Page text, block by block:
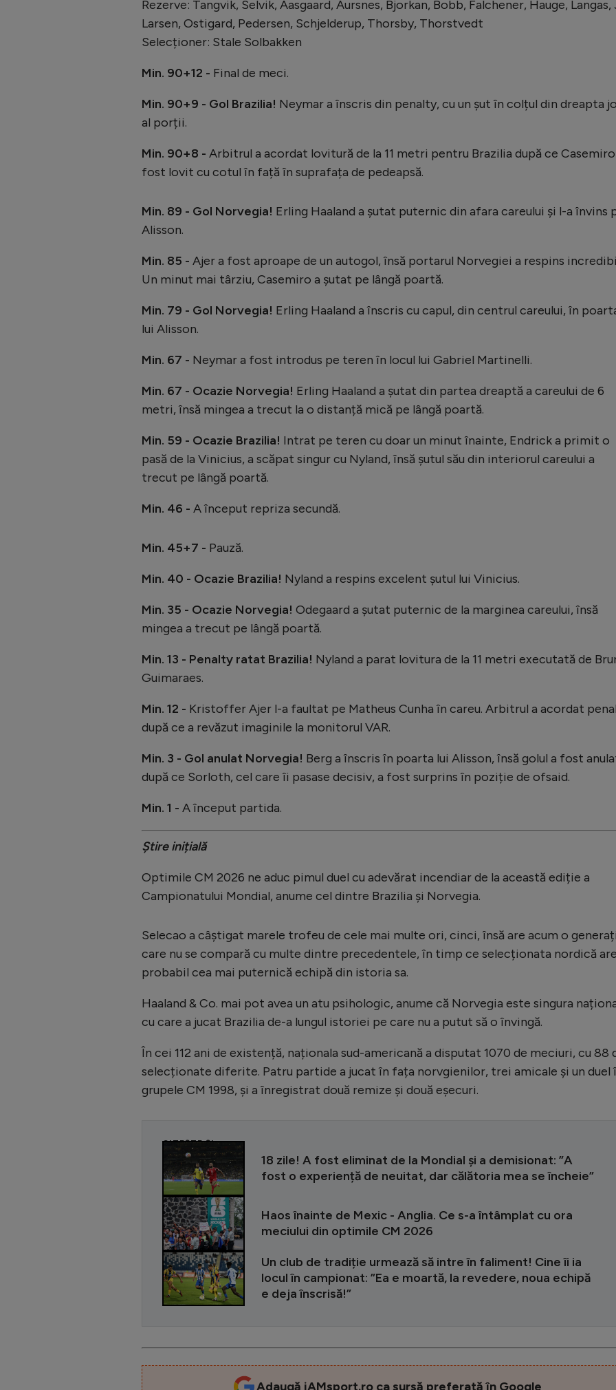
Rezerve: Tangvik, Selvik, Aasgaard, Aursnes, Bjorkan, Bobb, Falchener, Hauge, Langas,
Larsen, Ostigard, Pedersen, Schjelderup, Thorsby, Thorstvedt
Selecționer: Stale Solbakken
Min. 90+12 - Final de meci.
Min. 90+9 - Gol Brazilia! Neymar a înscris din penalty, cu un șut în colțul din dreapta
al porții.
Min. 90+8 - Arbitrul a acordat lovitură de la 11 metri pentru Brazilia după ce
fost lovit cu cotul în față în suprafața de pedeapsă.
Min. 89 - Gol Norvegia! Erling Haaland a șutat puternic din afara careului și l-a învins
Alisson.
Min. 85 - Ajer a fost aproape de un autogol, însă portarul Norvegiei a respins
Un minut mai târziu, Casemiro a șutat pe lângă poartă.
Min. 79 - Gol Norvegia! Erling Haaland a înscris cu capul, din centrul careului, în
lui Alisson.
Min. 67 - Neymar a fost introdus pe teren în locul lui Gabriel Martinelli.
Min. 67 - Ocazie Norvegia! Erling Haaland a șutat din partea dreaptă a careului de 6
metri, însă mingea a trecut la o distanță mică pe lângă poartă.
Min. 59 - Ocazie Brazilia! Intrat pe teren cu doar un minut înainte, Endrick a primit o
pasă de la Vinicius, a scăpat singur cu Nyland, însă șutul său din interiorul careului a
trecut pe lângă poartă.
Min. 46 - A început repriza secundă.
Min. 45+7 - Pauză.
Min. 40 - Ocazie Brazilia! Nyland a respins excelent șutul lui Vinicius.
Min. 35 - Ocazie Norvegia! Odegaard a șutat puternic de la marginea careului, însă
mingea a trecut pe lângă poartă.
Min. 13 - Penalty ratat Brazilia! Nyland a parat lovitura de la 11 metri executată de
Guimaraes.
Min. 12 - Kristoffer Ajer l-a faultat pe Matheus Cunha în careu. Arbitrul a acordat
după ce a revăzut imaginile la monitorul VAR.
Min. 3 - Gol anulat Norvegia! Berg a înscris în poarta lui Alisson, însă golul a fost
după ce Sorloth, cel care îi pasase decisiv, a fost surprins în poziție de ofsaid.
Min. 1 - A început partida.
Știre inițială
Optimile CM 2026 ne aduc pimul duel cu adevărat incendiar de la această ediție a
Campionatului Mondial, anume cel dintre Brazilia și Norvegia.
Selecao a câștigat marele trofeu de cele mai multe ori, cinci, însă are acum o
care nu se compară cu multe dintre precedentele, în timp ce selecționata nordică
probabil cea mai puternică echipă din istoria sa.
Haaland & Co. mai pot avea un atu psihologic, anume că Norvegia este singura
cu care a jucat Brazilia de-a lungul istoriei pe care nu a putut să o învingă.
În cei 112 ani de existență, naționala sud-americană a disputat 1070 de meciuri, cu 88
selecționate diferite. Patru partide a jucat în fața norvgienilor, trei amicale și un duel
grupele CM 1998, și a înregistrat două remize și două eșecuri.
CITEȘTE ȘI
18 zile! A fost eliminat de la Mondial și a demisionat: ”A
fost o experiență de neuitat, dar călătoria mea se încheie”
Haos înainte de Mexic - Anglia. Ce s-a întâmplat cu ora
meciului din optimile CM 2026
Un club de tradiție urmează să intre în faliment! Cine îi ia
locul în campionat: ”Ea e moartă, la revedere, noua echipă
e deja înscrisă!”
Adaugă iAMsport.ro ca sursă preferată în Google